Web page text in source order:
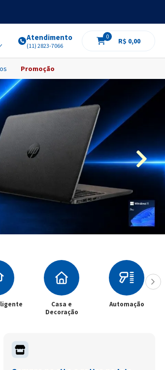
Atendimento
(11) 2823-7066
0
R$ 0,00
Promoção
Casa e
Decoração
Automação